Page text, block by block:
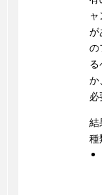
が
の
か
必
結
種